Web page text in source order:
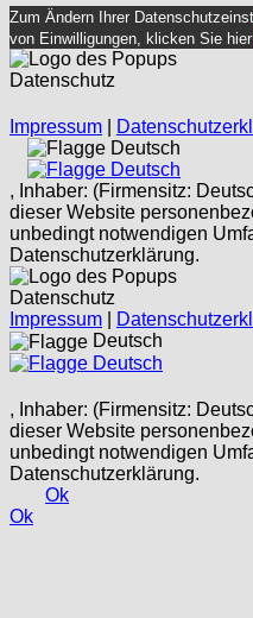
Zum Ändern Ihrer
von Einwilligungen, klicken Sie
Datenschutz
Impressum
Deutsch
Deutsch
, Inhaber: (Firmensitz:
dieser Website
unbedingt notwendigen
Datenschutzerklärung.
Datenschutz
Impressum
Deutsch
Deutsch
, Inhaber: (Firmensitz:
dieser Website
unbedingt notwendigen
Datenschutzerklärung.
Ok
Ok